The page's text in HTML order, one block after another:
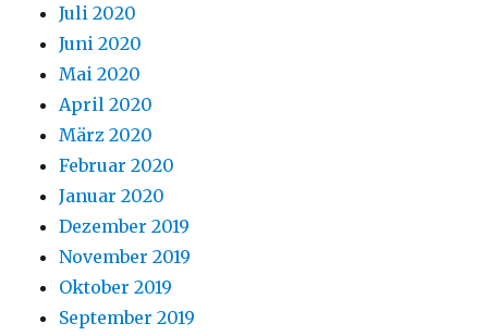
Juli 2020
Juni 2020
Mai 2020
April 2020
März 2020
Februar 2020
Januar 2020
Dezember 2019
November 2019
Oktober 2019
September 2019